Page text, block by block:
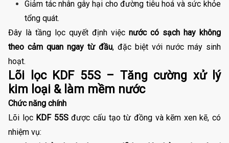
Giảm tác nhân gây hại cho đường tiêu hoá và sức khỏe
tổng quát.
Đây là tầng lọc quyết định việc nước có sạch hay không
theo cảm quan ngay từ đầu, đặc biệt với nước máy sinh
hoạt.
Lõi lọc KDF 55S – Tăng cường xử lý
kim loại & làm mềm nước
Chức năng chính
Lõi lọc KDF 55Sđược cấu tạo từ đồng và kẽm xen kẽ, có
nhiệm vụ: